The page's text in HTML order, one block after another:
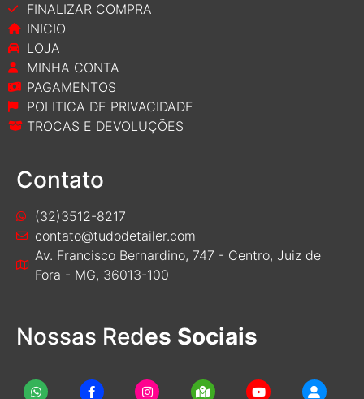
FINALIZAR COMPRA
INICIO
LOJA
MINHA CONTA
PAGAMENTOS
POLITICA DE PRIVACIDADE
TROCAS E DEVOLUÇÕES
Contato
(32)3512-8217
contato@tudodetailer.com
Av. Francisco Bernardino, 747 - Centro, Juiz de
Fora - MG, 36013-100
Nossas Redes Sociais